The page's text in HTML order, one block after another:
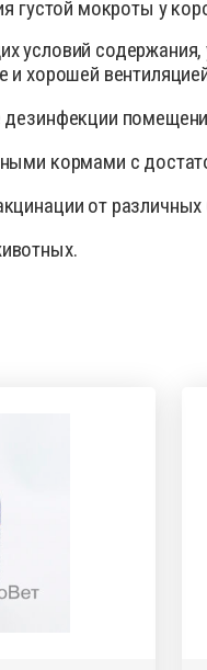
густой мокроты у
условий
и хорошей
дезинфекции
кормами с
от